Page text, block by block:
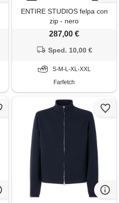
ENTIRE STUDIOS felpa con
zip - nero
287,00 €
Sped. 10,00 €
S-M-L-XL-XXL
Farfetch